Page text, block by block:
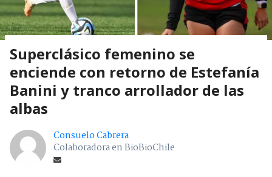
Superclásico femenino se
enciende con retorno de Estefanía
Banini y tranco arrollador de las
albas
Consuelo Cabrera
Colaboradora en BioBioChile